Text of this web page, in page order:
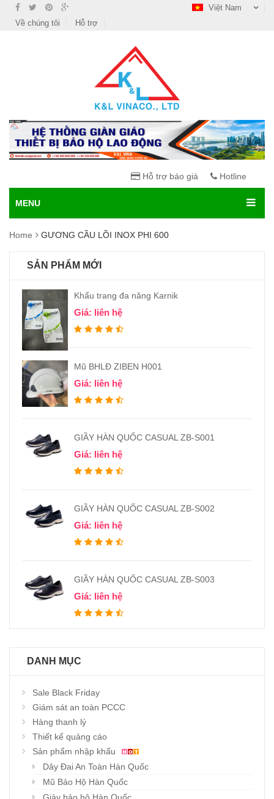
Việt Nam
Về chúng tôi
Hỗ trợ
Hỗ trợ báo giá Hotline
MENU
Home GƯƠNG CẦU LỒI INOX PHI 600
SẢN PHẨM MỚI
Khẩu trang đa năng Karnik
Giá: liên hệ
Mũ BHLĐ ZIBEN H001
Giá: liên hệ
GIẦY HÀN QUỐC CASUAL ZB-S001
Giá: liên hệ
GIẦY HÀN QUỐC CASUAL ZB-S002
Giá: liên hệ
GIẦY HÀN QUỐC CASUAL ZB-S003
Giá: liên hệ
DANH MỤC
Sale Black Friday
Giám sát an toàn PCCC
Hàng thanh lý
Thiết kế quảng cáo
Sản phẩm nhập khẩu
Dây Đai An Toàn Hàn Quốc
Mũ Bảo Hộ Hàn Quốc